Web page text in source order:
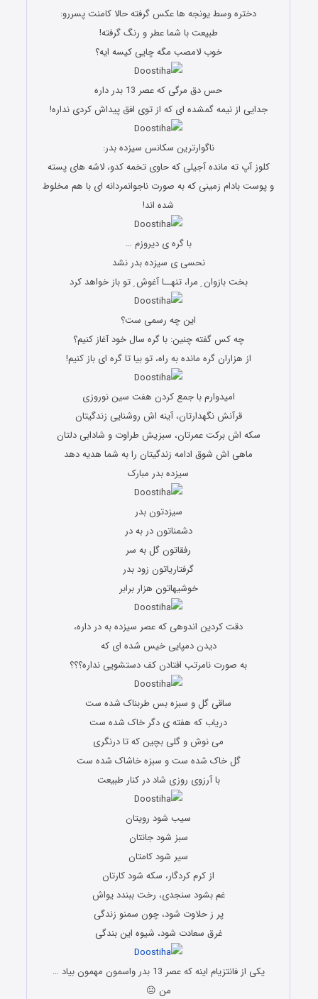
دختره وسط یونجه ها عکس گرفته حالا کامنت پسررو:
طبیعت با شما عطر و رنگ گرفته!
خوب لامصب مگه چایی کیسه ایه؟
حس دق مرگی که عصر 13 بدر داره
جدایی از نیمه گمشده ای که از توی افق پیداش کردی نداره!
ناگوارترین سکانس سیزده بدر:
کلوز آپ ته مانده آجیلی که حاوی تخمه کدو، لاشه های پسته
و پوست بادام زمینی که به صورت ناجوانمردانه ای با هم مخلوط
شده اند!
با گره ی دیروزم …
نحسی ی سیزده بدر نشد
بخت بازوان ِ مرا، تنهــا آغوش ِ تو باز خواهد کرد
این چه رسمی ست؟
چه کس گفته چنین: با گره سال خود آغاز کنیم؟
از هزاران گره مانده به راه، تو بیا تا گره ای باز کنیم!
امیدوارم با جمع کردن هفت سین نوروزی
قرآنش نگهدارتان، آینه اش روشنایی زندگیتان
سکه اش برکت عمرتان، سبزیش طراوت و شادابی دلتان
ماهی اش شوق ادامه زندگیتان را به شما هدیه دهد
سیزده بدر مبارک
سیزدتون بدر
دشمناتون در به در
رفقاتون گل به سر
گرفتاریاتون زود بدر
خوشیهاتون هزار برابر
دقت کردین اندوهی که عصر سیزده به در داره،
دیدن دمپایی خیس شده ای که
به صورت نامرتب افتادن کف دستشویی نداره؟؟؟
ساقی گل و سبزه بس طربناک شده ست
دریاب که هفته ی دگر خاک شده ست
می نوش و گلی بچین که تا درنگری
گل خاک شده ست و سبزه خاشاک شده ست
با آرزوی روزی شاد در کنار طبیعت
سیب شود رویتان
سبز شود جانتان
سیر شود کامتان
از کرم کردگار، سکه شود کارتان
غم بشود سنجدی، رخت ببندد یواش
پر ز حلاوت شود، چون سمنو زندگی
غرق سعادت شود، شیوه این بندگی
یکی از فانتزیام اینه که عصر 13 بدر واسمون مهمون بیاد …
من 😐